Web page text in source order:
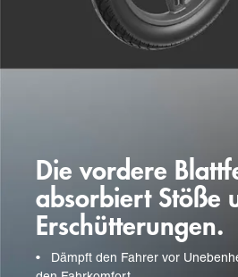
Die vordere
absorbiert Stöße
Erschütterungen.
•
Dämpft den Fahrer vor